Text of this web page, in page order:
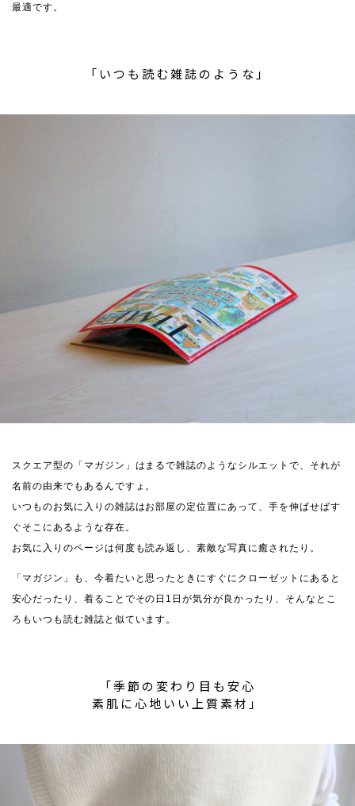
最適です。
「いつも読む雑誌のような」
スクエア型の「マガジン」はまるで雑誌のようなシルエットで、それが
名前の由来でもあるんですょ。
いつものお気に入りの雑誌はお部屋の定位置にあって、手を伸ばせばす
ぐそこにあるような存在。
お気に入りのページは何度も読み返し、素敵な写真に癒されたり。
「マガジン」も、今着たいと思ったときにすぐにクローゼットにあると
安心だったり、着ることでその日1日が気分が良かったり、そんなとこ
ろもいつも読む雑誌と似ています。
「季節の変わり目も安心
素肌に心地いい上質素材」